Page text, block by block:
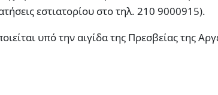
εστιατορίου στο τηλ. 210 9000915).
υπό την αιγίδα της Πρεσβείας της